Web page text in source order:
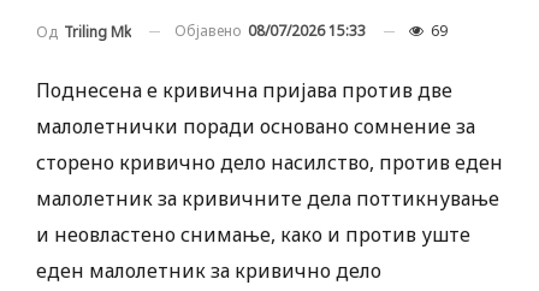
Од Triling Mk Објавено 08/07/2026 15:33 69
Поднесена е кривична пријава против две
малолетнички поради основано сомнение за
сторено кривично дело насилство, против еден
малолетник за кривичните дела поттикнување
и неовластено снимање, како и против уште
еден малолетник за кривично дело